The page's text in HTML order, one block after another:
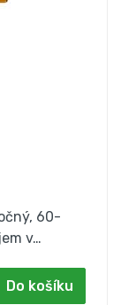
60-
v…
Do košíku